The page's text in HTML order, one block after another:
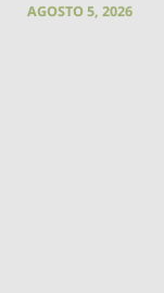
AGOSTO 5, 2026